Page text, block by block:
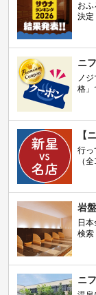
お
決定
ニ
ノ
格」
【
行っ
（
岩
日
検索
ニ